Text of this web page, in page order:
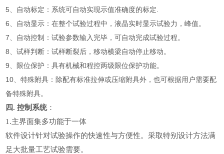
5、自动标定：系统可自动实现示值准确度的标定.
6、自动显示：在整个试验过程中，液晶实时显示试验力，峰值。
7、自动控制：试验参数输入完毕，可自动完成试验过程。
8、试样判断：试样断裂后，移动横梁自动停止移动。
9、限位保护：具有机械和程控两级限位保护功能。
10、特殊附具：除配有标准拉伸或压缩附具外，也可根据用户需要配
备特殊附具。
四.控制系统：
1.主界面集多功能于一体
软件设计针对试验操作的快速性与方便性。采取特别设计方法满
足大批量工艺试验需要。